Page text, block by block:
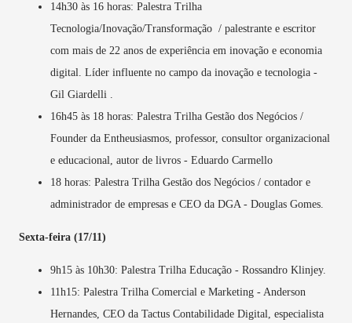
14h30 às 16 horas: Palestra Trilha
Tecnologia/Inovação/Transformação / palestrante e escritor
com mais de 22 anos de experiência em inovação e economia
digital. Líder influente no campo da inovação e tecnologia -
Gil Giardelli .
16h45 às 18 horas: Palestra Trilha Gestão dos Negócios /
Founder da Entheusiasmos, professor, consultor organizacional
e educacional, autor de livros - Eduardo Carmello
18 horas: Palestra Trilha Gestão dos Negócios / contador e
administrador de empresas e CEO da DGA - Douglas Gomes.
Sexta-feira (17/11)
9h15 às 10h30: Palestra Trilha Educação - Rossandro Klinjey.
11h15: Palestra Trilha Comercial e Marketing - Anderson
Hernandes, CEO da Tactus Contabilidade Digital, especialista